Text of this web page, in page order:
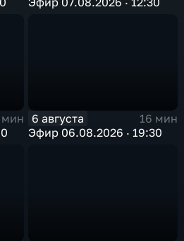
мин
6 августа
16 мин
Эфир 06.08.2026 · 19:30